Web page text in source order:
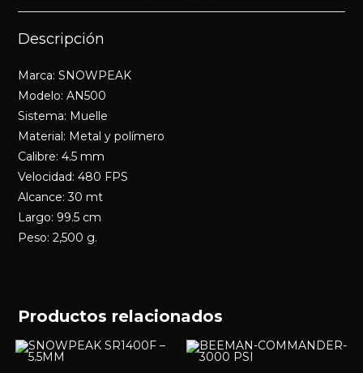
Descripción
Marca: SNOWPEAK
Modelo: AN500
Sistema: Muelle
Material: Metal y polímero
Calibre: 4.5 mm
Velocidad: 480 FPS
Alcance: 30 mt
Largo: 99.5 cm
Peso: 2,500 g.
Productos relacionados